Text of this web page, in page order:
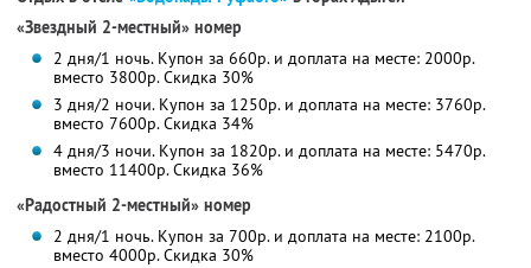
«Звездный 2-местный» номер
2 дня/1 ночь. Купон за 660р. и доплата на месте: 2000р.
вместо 3800р.Скидка 30%
3 дня/2 ночи. Купон за 1250р. и доплата на месте: 3760р.
вместо 7600р.Скидка 34%
4 дня/3 ночи. Купон за 1820р. и доплата на месте: 5470р.
вместо 11400р.Скидка 36%
«Радостный 2-местный» номер
2 дня/1 ночь. Купон за 700р. и доплата на месте: 2100р.
вместо 4000р.Скидка 30%